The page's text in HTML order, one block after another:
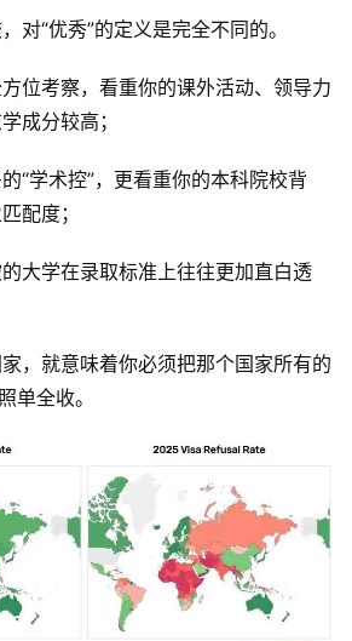
注册
对“优秀”的定义是完全不同的。
位考察，看重你的课外活动、领导力
成分较高；
“学术控”，更看重你的本科院校背
配度；
大学在录取标准上往往更加直白透
，就意味着你必须把那个国家所有的
单全收。